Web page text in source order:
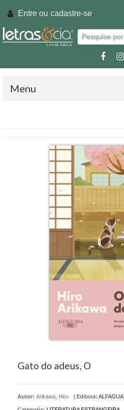
Entre ou cadastre-se.
Menu
Gato do adeus, O
Autor: Arikawa, Hiro Editora: